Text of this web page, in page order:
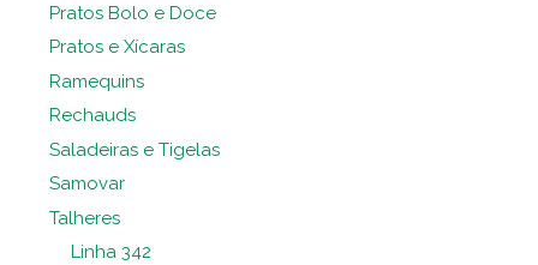
Pratos Bolo e Doce
Pratos e Xícaras
Ramequins
Rechauds
Saladeiras e Tigelas
Samovar
Talheres
Linha 342